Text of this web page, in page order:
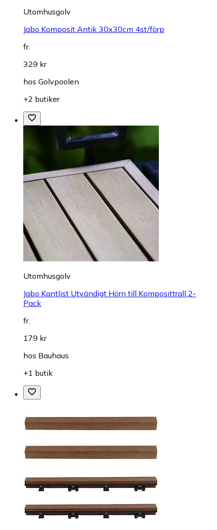
Utomhusgolv
Jabo Komposit Antik 30x30cm 4st/förp
fr.
329 kr
hos Golvpoolen
+2 butiker
Utomhusgolv
Jabo Kantlist Utvändigt Hörn till Komposittrall 2-
Pack
fr.
179 kr
hos Bauhaus
+1 butik